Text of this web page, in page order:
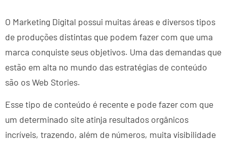
O Marketing Digital possui muitas áreas e diversos tipos
de produções distintas que podem fazer com que uma
marca conquiste seus objetivos. Uma das demandas que
estão em alta no mundo das estratégias de conteúdo
são os Web Stories.
Esse tipo de conteúdo é recente e pode fazer com que
um determinado site atinja resultados orgânicos
incríveis, trazendo, além de números, muita visibilidade